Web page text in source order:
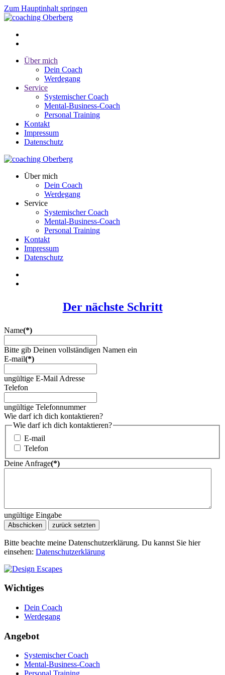
Zum Hauptinhalt springen
Über mich
Dein Coach
Werdegang
Service
Systemischer Coach
Mental-Business-Coach
Personal Training
Kontakt
Impressum
Datenschutz
Über mich
Dein Coach
Werdegang
Service
Systemischer Coach
Mental-Business-Coach
Personal Training
Kontakt
Impressum
Datenschutz
Der nächste Schritt
Name(*)
Bitte gib Deinen vollständigen Namen ein
E-mail(*)
ungültige E-Mail Adresse
Telefon
ungültige Telefonnummer
Wie darf ich dich kontaktieren?
Wie darf ich dich kontaktieren?
E-mail
Telefon
Deine Anfrage(*)
ungültige Eingabe
Abschicken zurück setzten
Bitte beachte meine Datenschutzerklärung. Du kannst Sie hier
einsehen: Datenschutzerklärung
Wichtiges
Dein Coach
Werdegang
Angebot
Systemischer Coach
Mental-Business-Coach